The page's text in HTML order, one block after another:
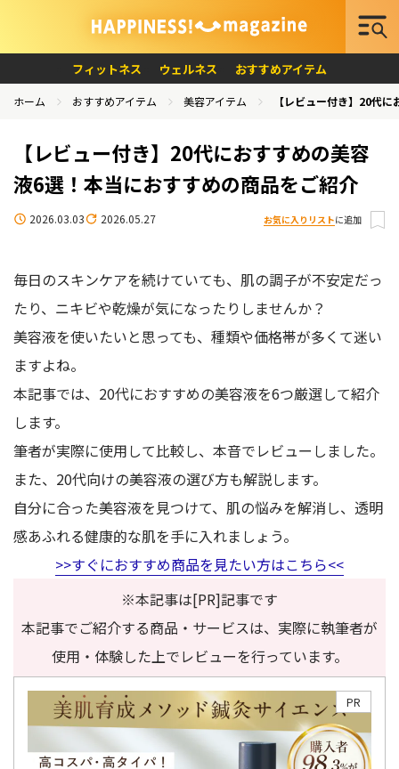
フィットネス ウェルネス おすすめアイテム
ホーム おすすめアイテム 美容アイテム 【レビュー付き】20代
【レビュー付き】20代におすすめの美容
液6選！本当におすすめの商品をご紹介
2026.03.03 2026.05.27 お気に入りリストに追加
毎日のスキンケアを続けていても、肌の調子が不安定だっ
たり、ニキビや乾燥が気になったりしませんか？
美容液を使いたいと思っても、種類や価格帯が多くて迷い
ますよね。
本記事では、20代におすすめの美容液を6つ厳選して紹介
します。
筆者が実際に使用して比較し、本音でレビューしました。
また、20代向けの美容液の選び方も解説します。
自分に合った美容液を見つけて、肌の悩みを解消し、透明
感あふれる健康的な肌を手に入れましょう。
>>すぐにおすすめ商品を見たい方はこちら<<
※本記事は[PR]記事です
本記事でご紹介する商品・サービスは、実際に執筆者が
使用・体験した上でレビューを行っています。
PR